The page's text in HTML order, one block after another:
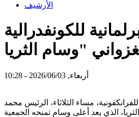
الأرشيف
للكونفدرالية
أربعاء, 2026/06/03 - 10:28
مساء الثلاثاء، الرئيس محمد